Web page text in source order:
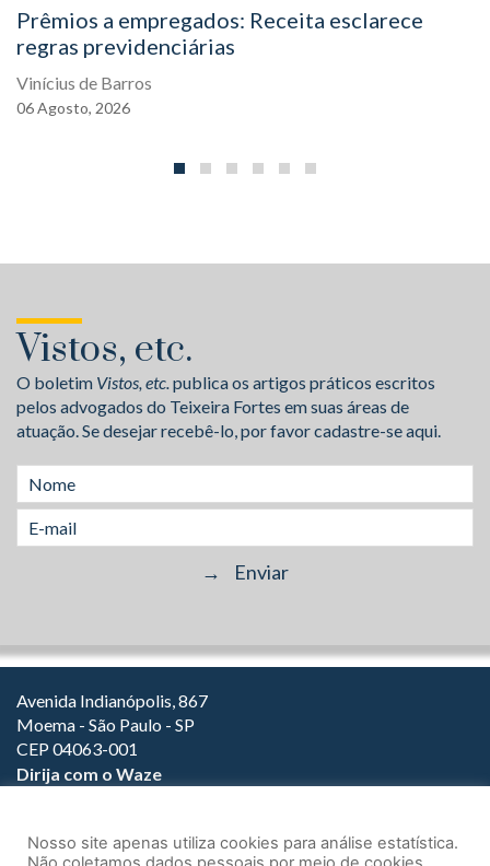
Prêmios a empregados: Receita esclarece
regras previdenciárias
Vinícius de Barros
06Agosto, 2026
Vistos, etc.
O boletim Vistos, etc.publica os artigos práticos escritos
pelos advogados do Teixeira Fortes em suas áreas de
atuação. Se desejar recebê-lo, por favor cadastre-se aqui.
Avenida Indianópolis, 867
Moema - São Paulo - SP
CEP 04063-001
Dirija com o Waze
(11) 3147-1800
Nosso site apenas utiliza cookies para análise estatística.